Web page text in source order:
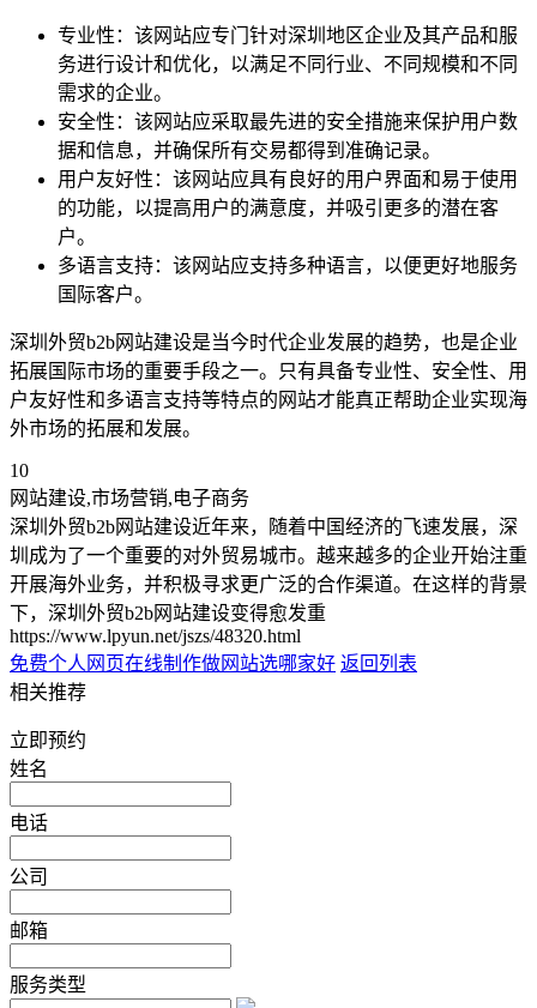
专业性：该网站应专门针对深圳地区企业及其产品和服
务进行设计和优化，以满足不同行业、不同规模和不同
需求的企业。
安全性：该网站应采取最先进的安全措施来保护用户数
据和信息，并确保所有交易都得到准确记录。
用户友好性：该网站应具有良好的用户界面和易于使用
的功能，以提高用户的满意度，并吸引更多的潜在客
户。
多语言支持：该网站应支持多种语言，以便更好地服务
国际客户。
深圳外贸b2b网站建设是当今时代企业发展的趋势，也是企业
拓展国际市场的重要手段之一。只有具备专业性、安全性、用
户友好性和多语言支持等特点的网站才能真正帮助企业实现海
外市场的拓展和发展。
10
网站建设,市场营销,电子商务
深圳外贸b2b网站建设近年来，随着中国经济的飞速发展，深
圳成为了一个重要的对外贸易城市。越来越多的企业开始注重
开展海外业务，并积极寻求更广泛的合作渠道。在这样的背景
下，深圳外贸b2b网站建设变得愈发重
https://www.lpyun.net/jszs/48320.html
免费个人网页在线制作做网站选哪家好 返回列表
相关推荐
立即预约
姓名
电话
公司
邮箱
服务类型